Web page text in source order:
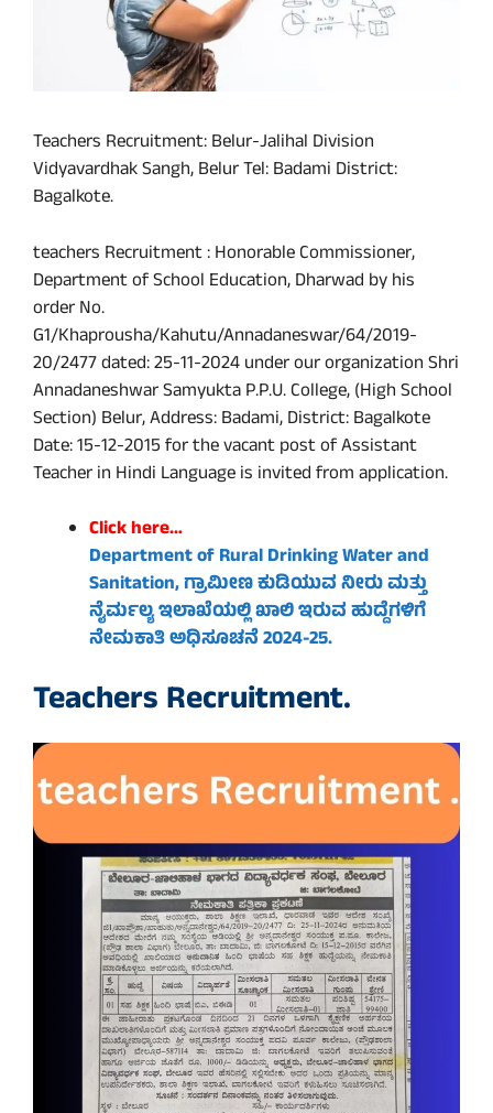
Teachers Recruitment: Belur-Jalihal Division
Vidyavardhak Sangh, Belur Tel: Badami District:
Bagalkote.
teachers Recruitment : Honorable Commissioner,
Department of School Education, Dharwad by his
order No.
G1/Khaprousha/Kahutu/Annadaneswar/64/2019-
20/2477 dated: 25-11-2024 under our organization Shri
Annadaneshwar Samyukta P.P.U. College, (High School
Section) Belur, Address: Badami, District: Bagalkote
Date: 15-12-2015 for the vacant post of Assistant
Teacher in Hindi Language is invited from application.
Click here…
Department of Rural Drinking Water and
Sanitation, ಗ್ರಾಮೀಣ ಕುಡಿಯುವ ನೀರು ಮತ್ತು
ನೈರ್ಮಲ್ಯ ಇಲಾಖೆಯಲ್ಲಿ ಖಾಲಿ ಇರುವ ಹುದ್ದೆಗಳಿಗೆ
ನೇಮಕಾತಿ ಅಧಿಸೂಚನೆ2024-25.
Teachers Recruitment.